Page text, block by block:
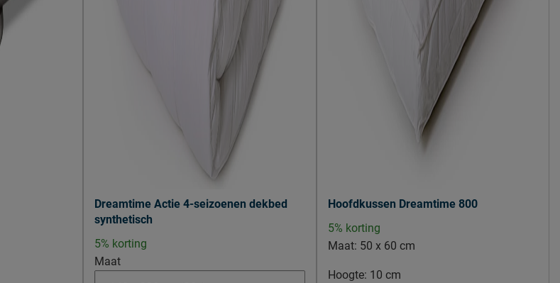
Leveranciersinformatie
Postbus 716, 5400 AS, Uden, Nederland
Dreamtime Actie 4-seizoenen dekbed
synthetisch
5% korting
Maat
Hoofdkussen Dreamtime 800
5% korting
Maat: 50 x 60 cm
Hoogte: 10 cm